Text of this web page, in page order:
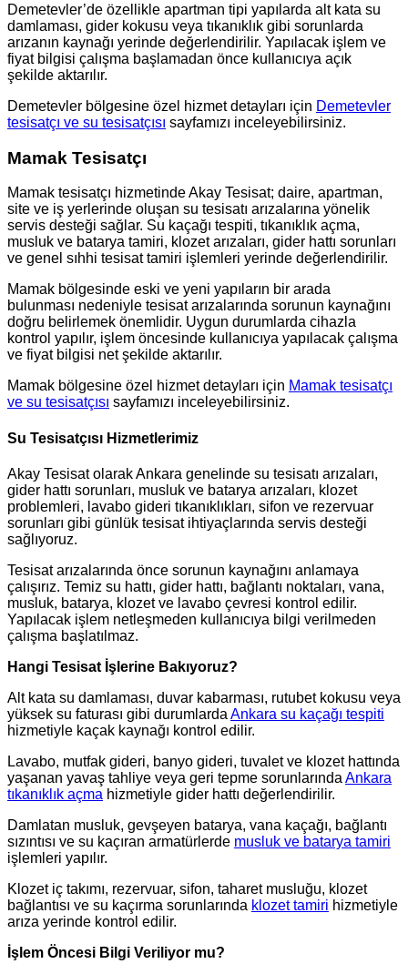
Demetevler’de özellikle apartman tipi yapılarda alt kata su
damlaması, gider kokusu veya tıkanıklık gibi sorunlarda
arızanın kaynağı yerinde değerlendirilir. Yapılacak işlem ve
fiyat bilgisi çalışma başlamadan önce kullanıcıya açık
şekilde aktarılır.
Demetevler bölgesine özel hizmet detayları için Demetevler
tesisatçı ve su tesisatçısı sayfamızı inceleyebilirsiniz.
Mamak Tesisatçı
Mamak tesisatçı hizmetinde Akay Tesisat; daire, apartman,
site ve iş yerlerinde oluşan su tesisatı arızalarına yönelik
servis desteği sağlar. Su kaçağı tespiti, tıkanıklık açma,
musluk ve batarya tamiri, klozet arızaları, gider hattı sorunları
ve genel sıhhi tesisat tamiri işlemleri yerinde değerlendirilir.
Mamak bölgesinde eski ve yeni yapıların bir arada
bulunması nedeniyle tesisat arızalarında sorunun kaynağını
doğru belirlemek önemlidir. Uygun durumlarda cihazla
kontrol yapılır, işlem öncesinde kullanıcıya yapılacak çalışma
ve fiyat bilgisi net şekilde aktarılır.
Mamak bölgesine özel hizmet detayları için Mamak tesisatçı
ve su tesisatçısı sayfamızı inceleyebilirsiniz.
Su Tesisatçısı Hizmetlerimiz
Akay Tesisat olarak Ankara genelinde su tesisatı arızaları,
gider hattı sorunları, musluk ve batarya arızaları, klozet
problemleri, lavabo gideri tıkanıklıkları, sifon ve rezervuar
sorunları gibi günlük tesisat ihtiyaçlarında servis desteği
sağlıyoruz.
Tesisat arızalarında önce sorunun kaynağını anlamaya
çalışırız. Temiz su hattı, gider hattı, bağlantı noktaları, vana,
musluk, batarya, klozet ve lavabo çevresi kontrol edilir.
Yapılacak işlem netleşmeden kullanıcıya bilgi verilmeden
çalışma başlatılmaz.
Hangi Tesisat İşlerine Bakıyoruz?
Alt kata su damlaması, duvar kabarması, rutubet kokusu veya
yüksek su faturası gibi durumlarda Ankara su kaçağı tespiti
hizmetiyle kaçak kaynağı kontrol edilir.
Lavabo, mutfak gideri, banyo gideri, tuvalet ve klozet hattında
yaşanan yavaş tahliye veya geri tepme sorunlarında Ankara
tıkanıklık açma hizmetiyle gider hattı değerlendirilir.
Damlatan musluk, gevşeyen batarya, vana kaçağı, bağlantı
sızıntısı ve su kaçıran armatürlerde musluk ve batarya tamiri
işlemleri yapılır.
Klozet iç takımı, rezervuar, sifon, taharet musluğu, klozet
bağlantısı ve su kaçırma sorunlarında klozet tamiri hizmetiyle
arıza yerinde kontrol edilir.
İşlem Öncesi Bilgi Veriliyor mu?